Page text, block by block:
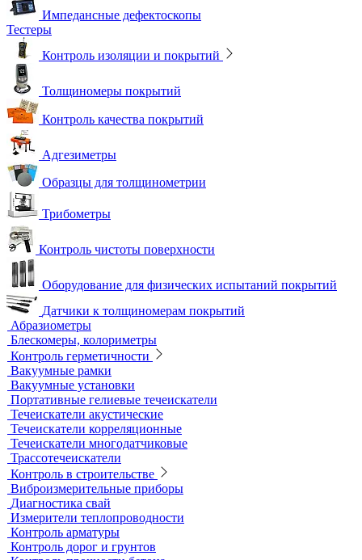
Вихретоковые дефектоскопы
Вихретоковые преобразователи
Вихретоковые толщиномеры
Контрольные образцы для вихретокового контроля
Приборы для измерения электропроводности
Импедансный контроль
Тестеры
Контроль изоляции и покрытий
Толщиномеры покрытий
Контроль качества покрытий
Адгезиметры
Трибометры
Контроль чистоты поверхности
Оборудование для физических испытаний покрытий
Датчики к толщиномерам покрытий
Абразиометры
Блескомеры, колориметры
Контроль герметичности
Вакуумные рамки
Вакуумные установки
Портативные гелиевые течеискатели
Течеискатели акустические
Течеискатели корреляционные
Течеискатели многодатчиковые
Трассотечеискатели